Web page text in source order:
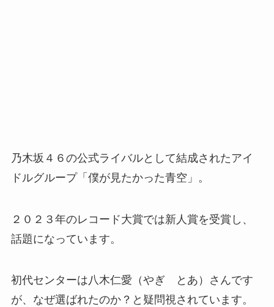
乃木坂４６の公式ライバルとして結成されたアイ
ドルグループ「僕が見たかった青空」。
２０２３年のレコード大賞では新人賞を受賞し、
話題になっています。
初代センターは八木仁愛（やぎ とあ）さんです
が、なぜ選ばれたのか？と疑問視されています。